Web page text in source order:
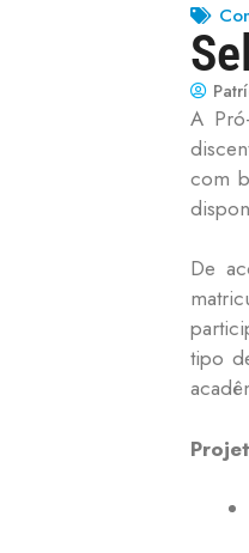
A
com
De
tipo